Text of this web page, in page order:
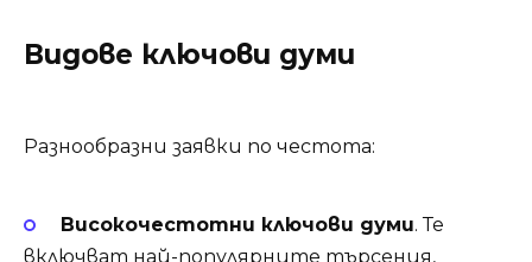
Видове ключови думи
Разнообразни заявки по честота:
Високочестотни ключови думи. Те
включват най-популярните търсения,